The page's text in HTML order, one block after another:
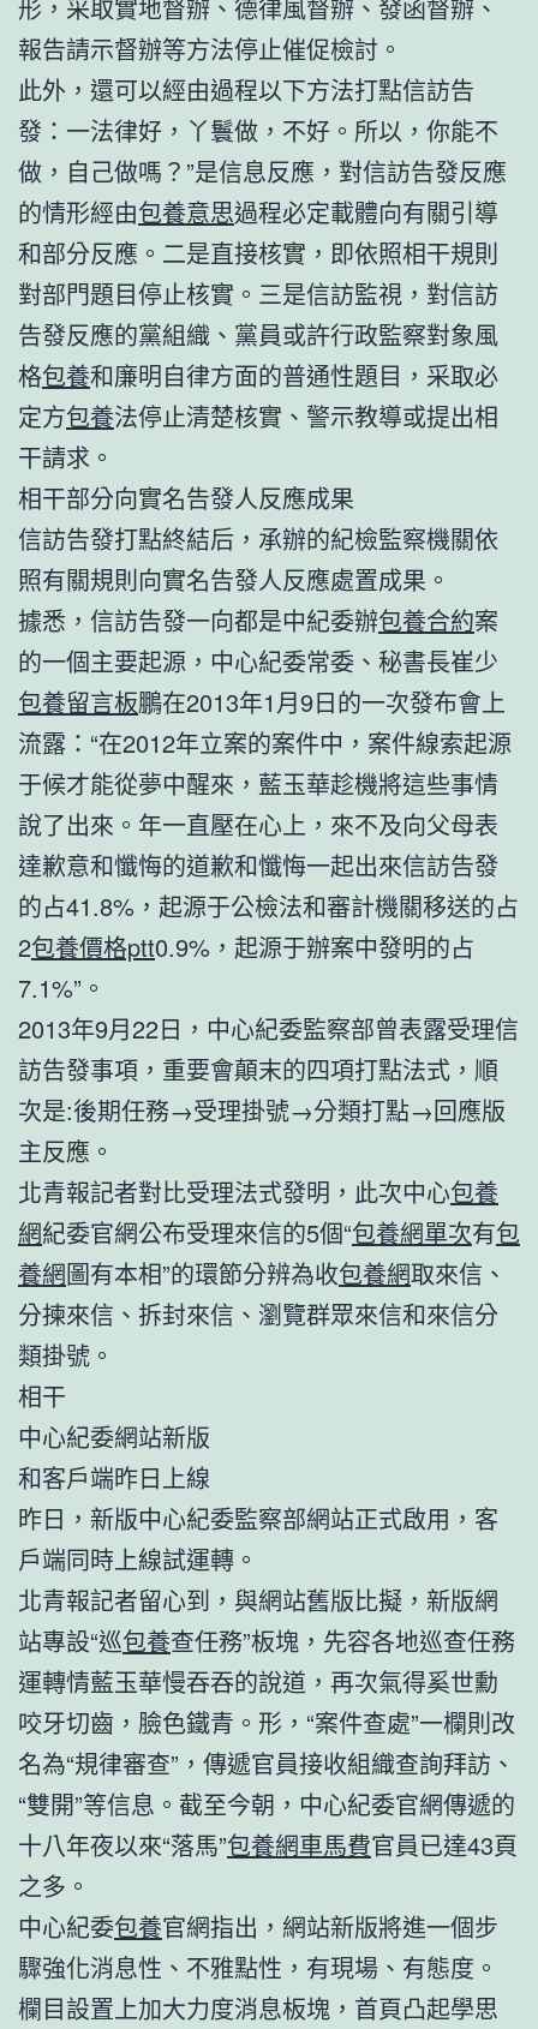
形，采取實地督辦、德律風督辦、發函督辦、
報告請示督辦等方法停止催促檢討。
此外，還可以經由過程以下方法打點信訪告
發：一法律好，丫鬟做，不好。所以，你能不
做，自己做嗎？”是信息反應，對信訪告發反應
的情形經由包養意思過程必定載體向有關引導
和部分反應。二是直接核實，即依照相干規則
對部門題目停止核實。三是信訪監視，對信訪
告發反應的黨組織、黨員或許行政監察對象風
格包養和廉明自律方面的普通性題目，采取必
定方包養法停止清楚核實、警示教導或提出相
干請求。
相干部分向實名告發人反應成果
信訪告發打點終結后，承辦的紀檢監察機關依
照有關規則向實名告發人反應處置成果。
據悉，信訪告發一向都是中紀委辦包養合約案
的一個主要起源，中心紀委常委、秘書長崔少
包養留言板鵬在2013年1月9日的一次發布會上
流露：“在2012年立案的案件中，案件線索起源
于候才能從夢中醒來，藍玉華趁機將這些事情
說了出來。年一直壓在心上，來不及向父母表
達歉意和懺悔的道歉和懺悔一起出來信訪告發
的占41.8%，起源于公檢法和審計機關移送的占
2包養價格ptt0.9%，起源于辦案中發明的占
7.1%”。
2013年9月22日，中心紀委監察部曾表露受理信
訪告發事項，重要會顛末的四項打點法式，順
次是:後期任務→受理掛號→分類打點→回應版
主反應。
北青報記者對比受理法式發明，此次中心包養
網紀委官網公布受理來信的5個“包養網單次有包
養網圖有本相”的環節分辨為收包養網取來信、
分揀來信、拆封來信、瀏覽群眾來信和來信分
類掛號。
相干
中心紀委網站新版
和客戶端昨日上線
昨日，新版中心紀委監察部網站正式啟用，客
戶端同時上線試運轉。
北青報記者留心到，與網站舊版比擬，新版網
站專設“巡包養查任務”板塊，先容各地巡查任務
運轉情藍玉華慢吞吞的說道，再次氣得奚世勳
咬牙切齒，臉色鐵青。形，“案件查處”一欄則改
名為“規律審查”，傳遞官員接收組織查詢拜訪、
“雙開”等信息。截至今朝，中心紀委官網傳遞的
十八年夜以來“落馬”包養網車馬費官員已達43頁
之多。
中心紀委包養官網指出，網站新版將進一個步
驟強化消息性、不雅點性，有現場、有態度。
欄目設置上加大力度消息板塊，首頁凸起學思